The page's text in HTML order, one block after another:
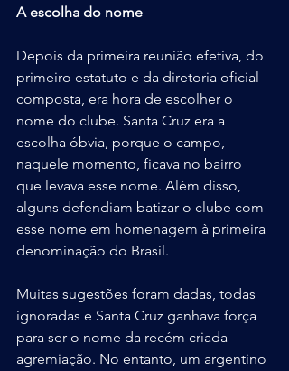
A escolha do nome
Depois da primeira reunião efetiva, do
primeiro estatuto e da diretoria oficial
composta, era hora de escolher o
nome do clube. Santa Cruz era a
escolha óbvia, porque o campo,
naquele momento, ficava no bairro
que levava esse nome. Além disso,
alguns defendiam batizar o clube com
esse nome em homenagem à primeira
denominação do Brasil.
Muitas sugestões foram dadas, todas
ignoradas e Santa Cruz ganhava força
para ser o nome da recém criada
agremiação. No entanto, um argentino